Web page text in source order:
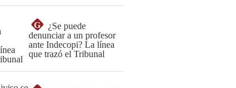
G
¿Se puede
denunciar a un profesor
ante Indecopi? La línea
que trazó el Tribunal